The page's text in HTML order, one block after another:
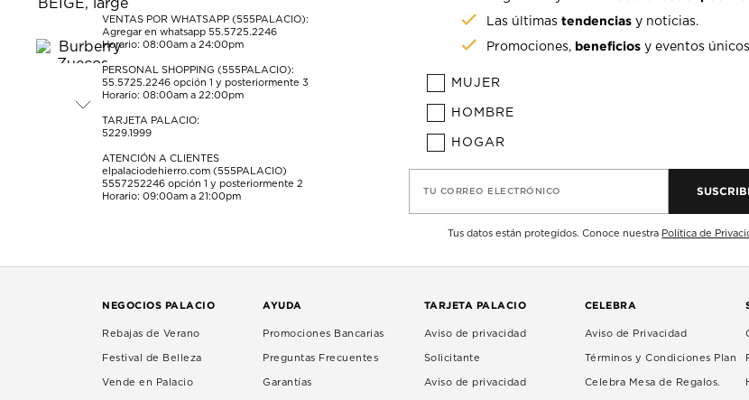
VENTAS POR WHATSAPP (555PALACIO):
Agregar en whatsapp 55.5725.2246
Horario: 08:00am a 24:00pm
PERSONAL SHOPPING (555PALACIO):
55.5725.2246 opción 1 y posteriormente 3
Horario: 08:00am a 22:00pm
TARJETA PALACIO:
5229.1999
ATENCIÓN A CLIENTES
elpalaciodehierro.com (555PALACIO)
5557252246 opción 1 y posteriormente 2
Horario: 09:00am a 21:00pm
Las últimastendencias y noticias.
Promociones, beneficios y eventos
MUJER
HOMBRE
HOGAR
TU CORREO ELECTRÓNICO
Tus datos están protegidos. Conoce nuestra Política de
NEGOCIOS PALACIO
Rebajas de Verano
Festival de Belleza
Vende en Palacio
AYUDA
Promociones Bancarias
Preguntas Frecuentes
Garantías
TARJETA PALACIO
Aviso de privacidad
Solicitante
Aviso de privacidad
CELEBRA
Aviso de Privacidad
Términos y Condiciones Plan
Celebra Mesa de Regalos.